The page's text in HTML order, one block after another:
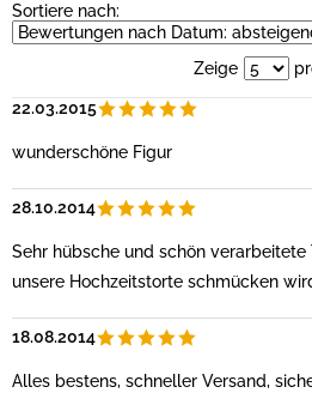
Sortiere nach:
Zeige
22.03.2015
wunderschöne Figur
28.10.2014
Sehr hübsche und schön
unsere Hochzeitstorte schmücken
18.08.2014
Alles bestens, schneller Versand,